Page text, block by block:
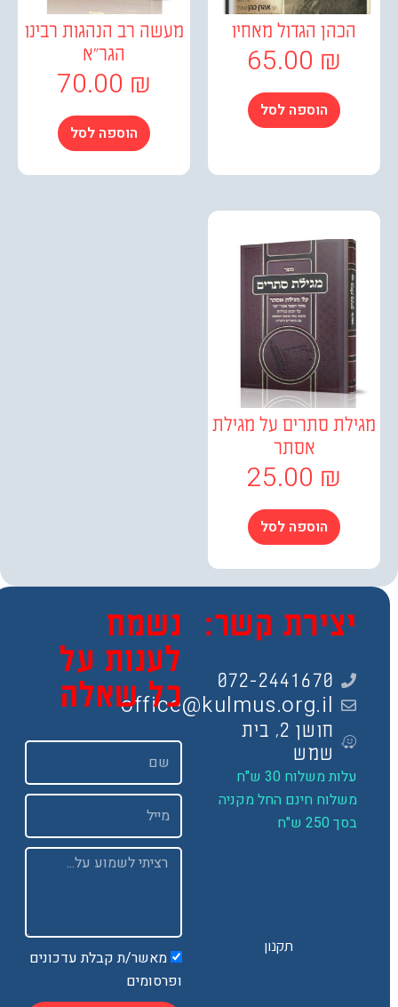
הגדול מאחיו
65.00
הוספה לסל
מעשה רב הנהגות רבינו
70.00
הוספה לסל
סתרים על מגילת
25.00
הוספה לסל
קשר:
072-2441670
office@kulmus.org.il
חושן 2, בית
שמש
משלוח 30 ש"ח
חינם החל מקניה
נשמח
לענות על
כל שאלה
Email
Message
מאשר/ת קבלת עדכונים
ופרסומים